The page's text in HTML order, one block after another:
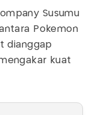
Susumu
Pokémon
dianggap
kuat